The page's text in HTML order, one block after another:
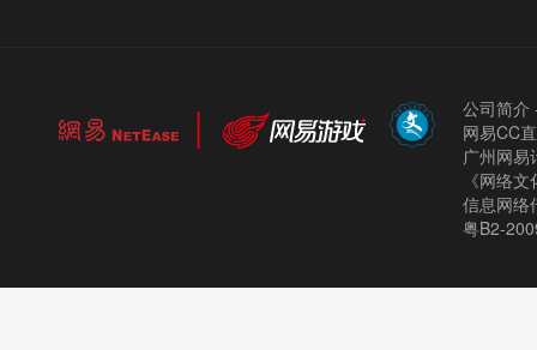
公司简介
网易CC
广州网
《网络
信息网络
粤B2-